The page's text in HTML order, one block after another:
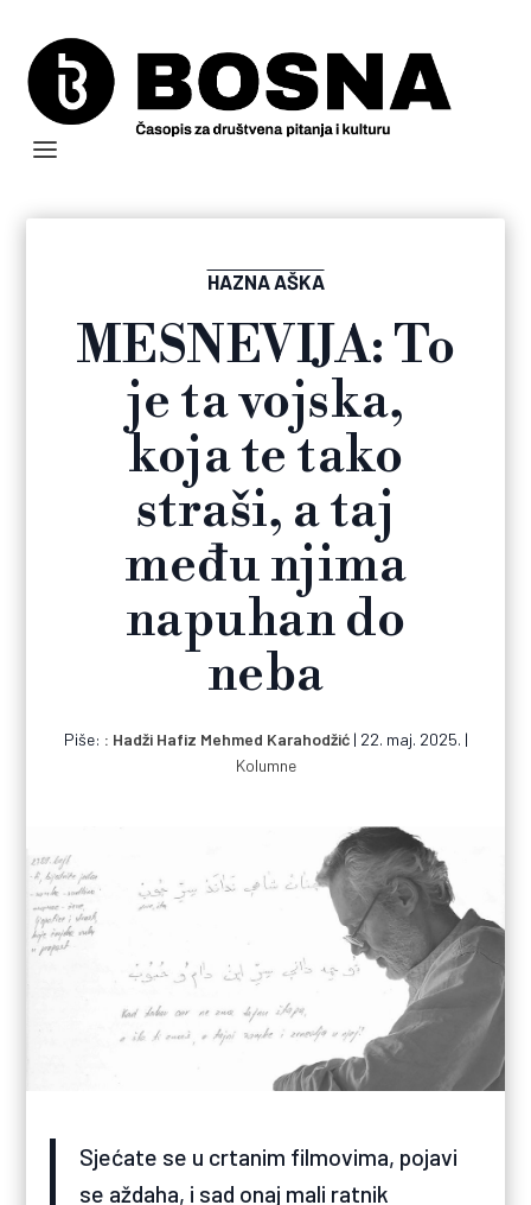
HAZNA AŠKA
MESNEVIJA: To
je ta vojska,
koja te tako
straši, a taj
među njima
napuhan do
neba
Piše: Hadži Hafiz Mehmed Karahodžić| 22. maj. 2025. |
Kolumne
Sjećate se u crtanim filmovima, pojavi
se aždaha, i sad onaj mali ratnik